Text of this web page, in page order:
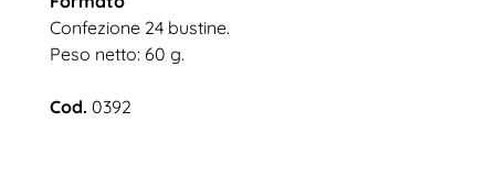
Confezione 24 bustine.
Peso netto: 60 g.
Cod. 0392